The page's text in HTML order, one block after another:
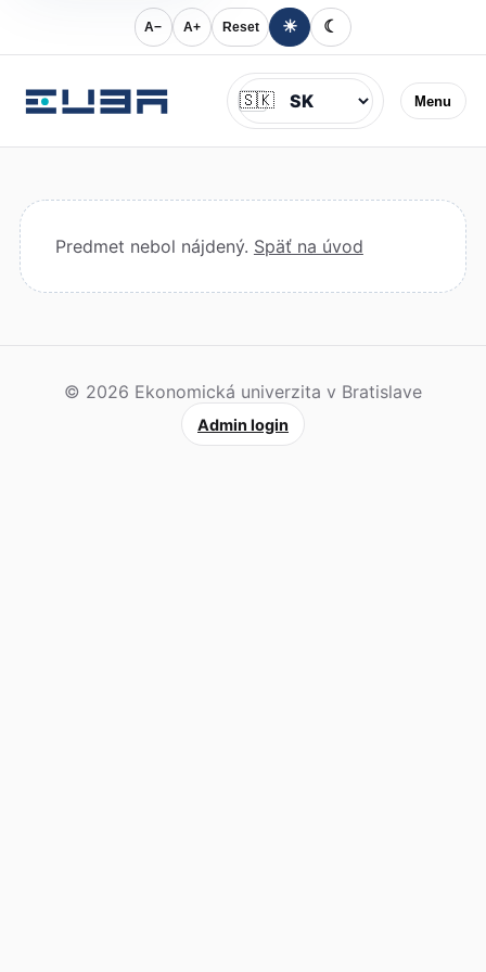
A− A+ Reset ☀ ☾
Menu
Jazyk
🇸🇰
Predmet nebol nájdený. Späť na úvod
© 2026 Ekonomická univerzita v Bratislave
Admin login